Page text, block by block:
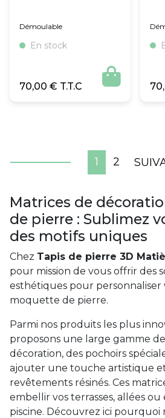
Démoulable
En stock
70,00 € 
1 2
Matrices de
de pierre : Sublimez
des motifs uniques
Chez Tapis de pierre 3D
pour mission de vous offrir des
esthétiques pour personnaliser
moquette de pierre.
Parmi nos produits les plus
proposons une large gamme
décoration, des pochoirs
ajouter une touche artistique
revêtements résinés. Ces
embellir vos terrasses, allées
piscine. Découvrez ici pourquoi